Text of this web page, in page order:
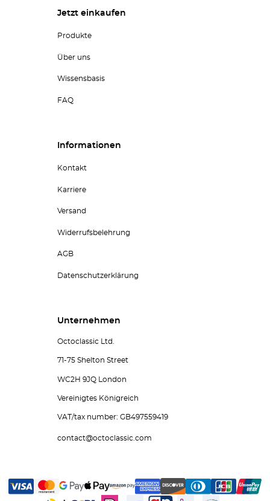
Jetzt einkaufen
Produkte
Über uns
Wissensbasis
FAQ
Informationen
Kontakt
Karriere
Versand
Widerrufsbelehrung
AGB
Datenschutzerklärung
Unternehmen
Octoclassic Ltd.
71-75 Shelton Street
WC2H 9JQ London
Vereinigtes Königreich
VAT/tax number: GB497559419
contact@octoclassic.com